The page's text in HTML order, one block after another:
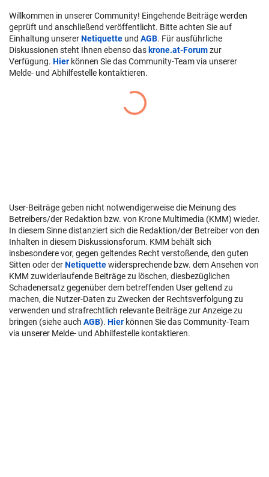
Willkommen in unserer Community! Eingehende Beiträge werden
geprüft und anschließend veröffentlicht. Bitte achten Sie auf
Einhaltung unsererNetiquette und AGB. Für ausführliche
Diskussionen steht Ihnen ebenso das krone.at-Forumzur
Verfügung. Hier können Sie das Community-Team via unserer
Melde- und Abhilfestelle kontaktieren.
User-Beiträge geben nicht notwendigerweise die Meinung des
Betreibers/der Redaktion bzw. von Krone Multimedia (KMM) wieder.
In diesem Sinne distanziert sich die Redaktion/der Betreiber von den
Inhalten in diesem Diskussionsforum. KMM behält sich
insbesondere vor, gegen geltendes Recht verstoßende, den guten
Sitten oder derNetiquettewidersprechende bzw. dem Ansehen von
KMM zuwiderlaufende Beiträge zu löschen, diesbezüglichen
Schadenersatz gegenüber dem betreffenden User geltend zu
machen, die Nutzer-Daten zu Zwecken der Rechtsverfolgung zu
verwenden und strafrechtlich relevante Beiträge zur Anzeige zu
bringen (siehe auch AGB). Hier können Sie das Community-Team
via unserer Melde- und Abhilfestelle kontaktieren.